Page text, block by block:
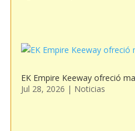
EK Empire Keeway ofreció
Jul 28, 2026 | Noticias